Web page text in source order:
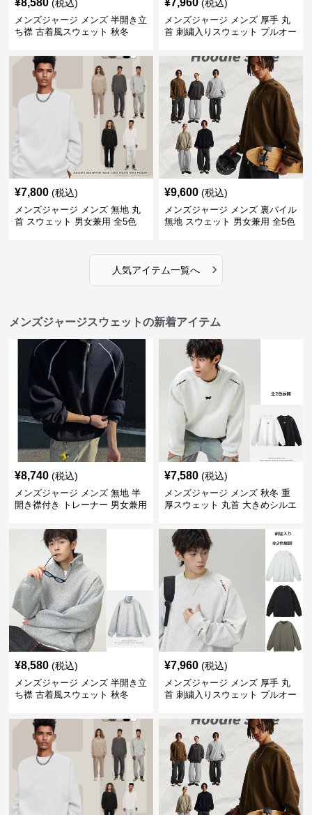
¥8,580 (税込)
メンズジャージ メンズ 半開き立
ち襟 古着風スウェット 秋冬
¥7,960 (税込)
メンズジャージ メンズ 厚手 丸
首 刺繍入りスウェット プルオー
¥7,800 (税込)
メンズジャージ メンズ 無地 丸
首 スウェット 男女兼用 全5色
¥9,600 (税込)
メンズジャージ メンズ 裏パイル
無地 スウェット 男女兼用 全5色
人気アイテム一覧へ ›
メンズジャージスウェットの新着アイテム
¥8,740 (税込)
メンズジャージ メンズ 無地 半
開き襟付き トレーナー 男女兼用
¥7,580 (税込)
メンズジャージ メンズ 秋冬 重
厚スウェット 丸首 大きめシルエ
¥8,580 (税込)
メンズジャージ メンズ 半開き立
ち襟 古着風スウェット 秋冬
¥7,960 (税込)
メンズジャージ メンズ 厚手 丸
首 刺繍入りスウェット プルオー